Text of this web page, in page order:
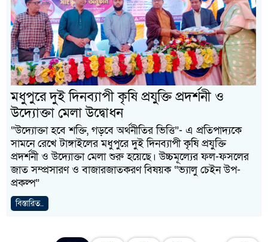
মধুপুরে দুই দিনব্যাপী কৃষি প্রযুক্তি প্রদর্শনী ও
উদ্যোক্তা মেলা উদ্বোধন
“উদ্যোক্তা হবে শক্তি, গড়বে অর্থনীতির ভিত্তি”- এ প্রতিপাদ্যকে
সামনে রেখে টাঙ্গাইলের মধুপুরে দুই দিনব্যাপী কৃষি প্রযুক্তি
প্রদর্শনী ও উদ্যোক্তা মেলা শুরু হয়েছে। উচ্চমূল্যের ফল-ফসলের
জাত সম্প্রসারণ ও বাজারজাতকরণ বিষয়ক “ভ্যালু চেইন উপ-
প্রকল্প”
বিস্তারিত..